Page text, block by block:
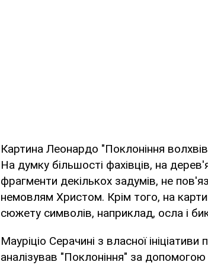
Картина Леонардо "Поклоніння
На думку більшості фахівців, на
фрагменти декількох задумів, не
немовлям Христом. Крім того, на
сюжету символів, наприклад, осла і
Мауріціо Серачині з власної
аналізував "Поклоніння" за